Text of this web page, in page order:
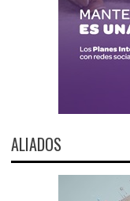
ALIADOS